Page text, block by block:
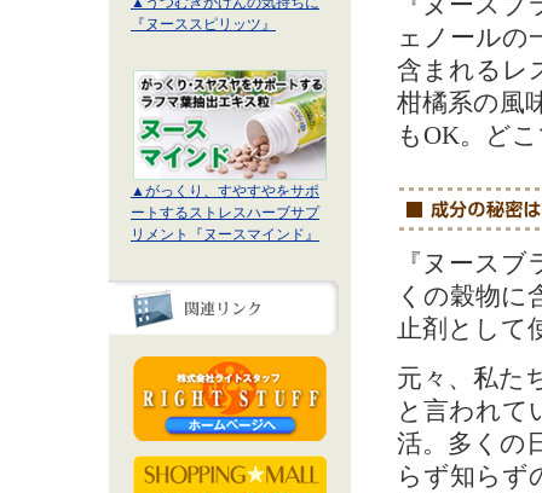
『ヌーススピリッツ』
▲がっくり、すやすやをサポ
ートするストレスハーブサプ
リメント『ヌースマインド』
ェノールの
含まれるレ
柑橘系の風
もOK。ど
『ヌース
くの穀物に
止剤として
元々、私た
と言われて
活。多くの
らず知らず